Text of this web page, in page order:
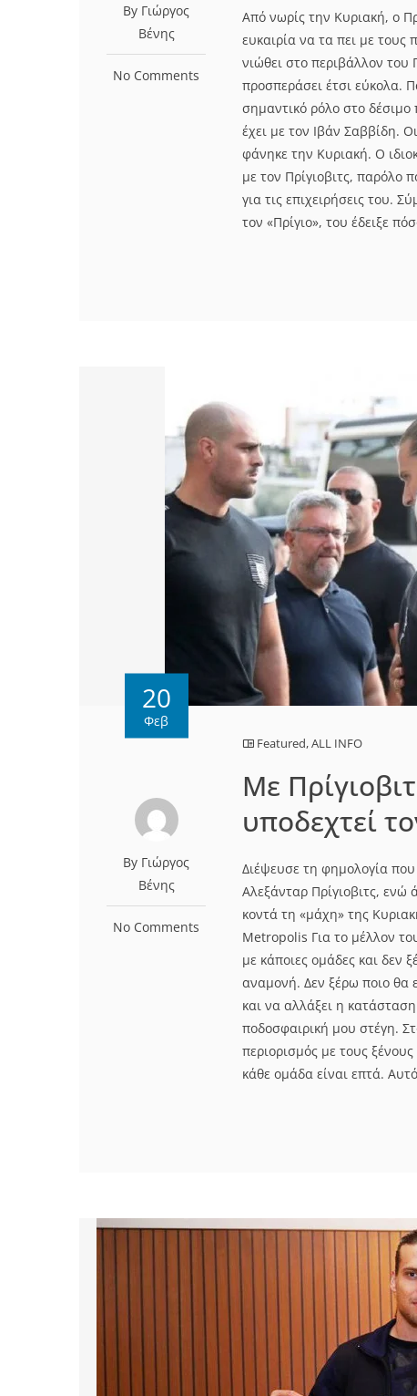
By Γιώργος
Βένης
No Comments
Από νωρίς την Κυριακή, ο
ευκαιρία να τα πει με τους
νιώθει στο περιβάλλον του
προσπεράσει έτσι εύκολα.
σημαντικό ρόλο στο
έχει με τον Ιβάν Σαββίδη.
φάνηκε την Κυριακή. Ο
με τον Πρίγιοβιτς, παρόλο
για τις επιχειρήσεις του.
τον «Πρίγιο», του έδειξε
20
Φεβ
By Γιώργος
Βένης
No Comments
Featured,ALL INFO
Με
υποδεχτεί
Διέψευσε τη φημολογία
Αλεξάνταρ Πρίγιοβιτς,
κοντά τη «μάχη» της
Metropolis Για το μέλλον
με κάποιες ομάδες και δεν
αναμονή. Δεν ξέρω ποιο θα
και να αλλάξει η
ποδοσφαιρική μου στέγη.
περιορισμός με τους
κάθε ομάδα είναι επτά.